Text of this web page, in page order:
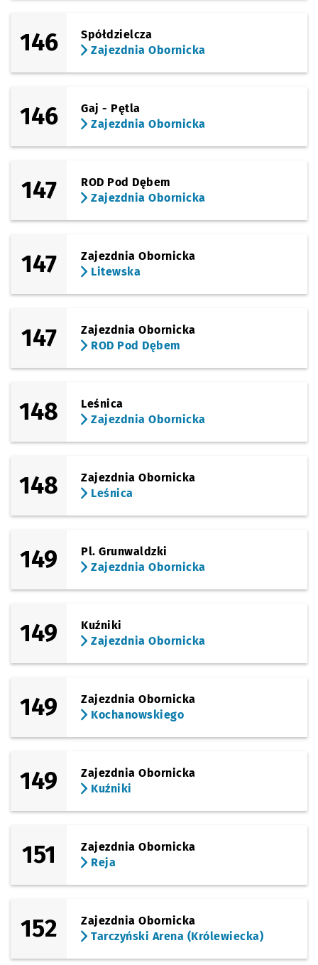
146
Spółdzielcza
Zajezdnia Obornicka
146
Gaj - Pętla
Zajezdnia Obornicka
147
ROD Pod Dębem
Zajezdnia Obornicka
147
Zajezdnia Obornicka
Litewska
147
Zajezdnia Obornicka
ROD Pod Dębem
148
Leśnica
Zajezdnia Obornicka
148
Zajezdnia Obornicka
Leśnica
149
Pl. Grunwaldzki
Zajezdnia Obornicka
149
Kuźniki
Zajezdnia Obornicka
149
Zajezdnia Obornicka
Kochanowskiego
149
Zajezdnia Obornicka
Kuźniki
151
Zajezdnia Obornicka
Reja
152
Zajezdnia Obornicka
Tarczyński Arena (Królewiecka)